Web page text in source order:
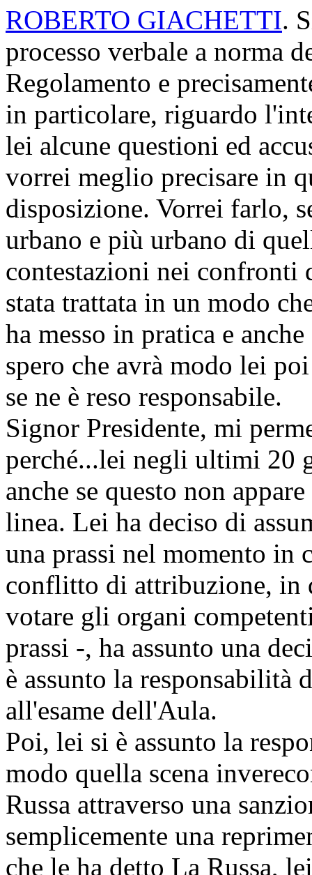
ROBERTO GIACHETTI.
processo verbale a norma
Regolamento e
in particolare, riguardo
lei alcune questioni ed
vorrei meglio precisare in
disposizione. Vorrei farlo,
urbano e più urbano di
contestazioni nei confronti
stata trattata in un modo
ha messo in pratica e
spero che avrà modo lei
se ne è reso responsabile.
Signor Presidente, mi
perché...lei negli ultimi 20
anche se questo non
linea. Lei ha deciso di
una prassi nel momento in
conflitto di attribuzione, in
votare gli organi
prassi -, ha assunto una
è assunto la responsabilità
all'esame dell'Aula.
Poi, lei si è assunto la
modo quella scena
Russa attraverso una
semplicemente una
che le ha detto La Russa,